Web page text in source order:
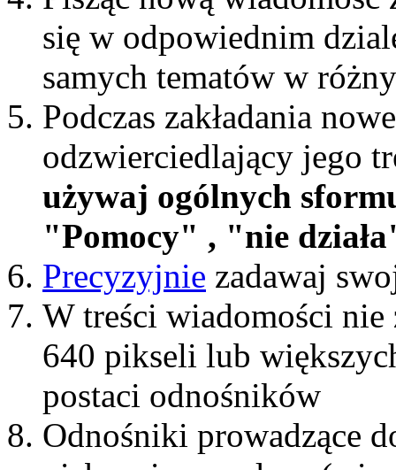
się w odpowiednim
samych tematów w
Podczas zakładania
odzwierciedlający jego
używaj ogólnych
"Pomocy" , "nie
Precyzyjnie zadawaj
W treści wiadomości nie
640 pikseli lub
postaci odnośników
Odnośniki prowadzące